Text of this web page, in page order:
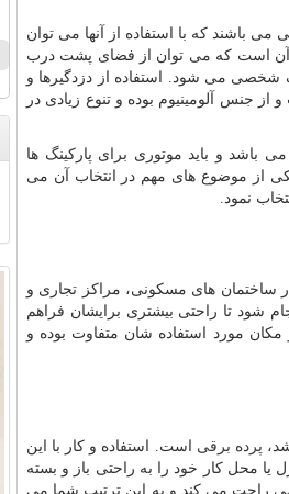
باشند که با استفاده از آنها می توان
ها آن است که می توان از فضای پشت درب
شخصی می شود. استفاده از دزدگیرها و
جنس آلومینیوم بوده و تنوع زیادی در
می باشد و باید موتوری برای پارکینگ ها
از موضوع های مهم در انتخاب آن می
نمود.
ساختمان های مسکونی، مراکز تجاری و
شود تا راحتی بیشتری برایشان فراهم
مورد استفاده شان متفاوت بوده و
پرده برقی است. استفاده و کار با این
یا محل کار خود را به راحتی باز و بسته
راحت می کند و به این ترتیب شما می